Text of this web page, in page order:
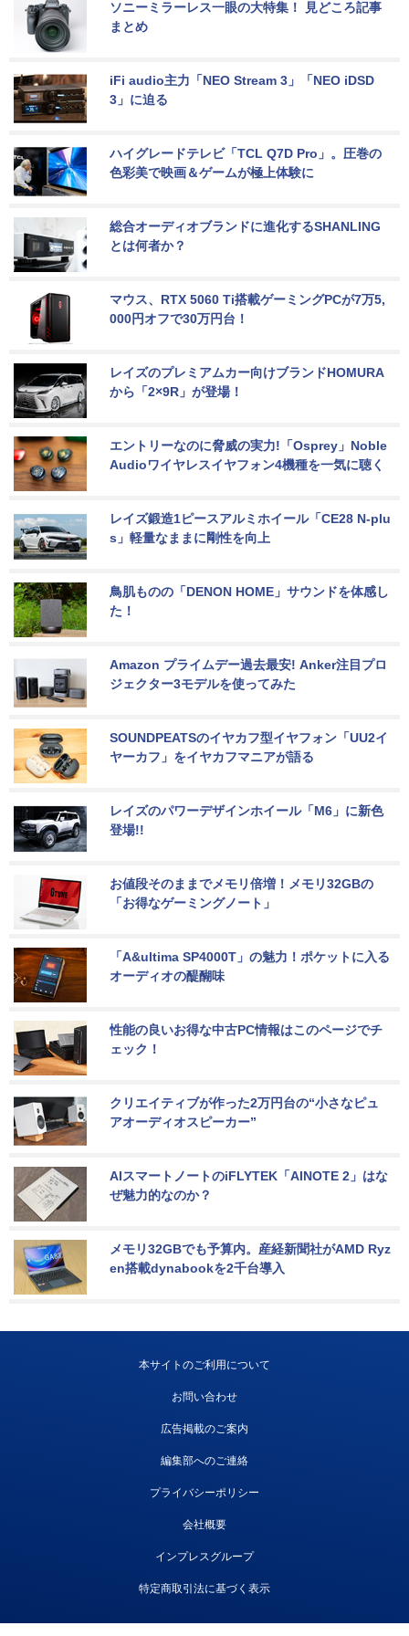
ソニーミラーレス一眼の大特集！ 見どころ記事
まとめ
iFi audio主力「NEO Stream 3」「NEO iDSD
3」に迫る
ハイグレードテレビ「TCL Q7D Pro」。圧巻の
色彩美で映画＆ゲームが極上体験に
総合オーディオブランドに進化するSHANLING
とは何者か？
マウス、RTX 5060 Ti搭載ゲーミングPCが7万5,
000円オフで30万円台！
レイズのプレミアムカー向けブランドHOMURA
から「2×9R」が登場！
エントリーなのに脅威の実力!「Osprey」Noble
Audioワイヤレスイヤフォン4機種を一気に聴く
レイズ鍛造1ピースアルミホイール「CE28 N-plu
s」軽量なままに剛性を向上
鳥肌ものの「DENON HOME」サウンドを体感し
た！
Amazon プライムデー過去最安! Anker注目プロ
ジェクター3モデルを使ってみた
SOUNDPEATSのイヤカフ型イヤフォン「UU2イ
ヤーカフ」をイヤカフマニアが語る
レイズのパワーデザインホイール「M6」に新色
登場!!
お値段そのままでメモリ倍増！メモリ32GBの
「お得なゲーミングノート」
「A&ultima SP4000T」の魅力！ポケットに入る
オーディオの醍醐味
性能の良いお得な中古PC情報はこのページでチ
ェック！
クリエイティブが作った2万円台の“小さなピュ
アオーディオスピーカー”
AIスマートノートのiFLYTEK「AINOTE 2」はな
ぜ魅力的なのか？
メモリ32GBでも予算内。産経新聞社がAMD Ryz
en搭載dynabookを2千台導入
本サイトのご利用について
お問い合わせ
広告掲載のご案内
編集部へのご連絡
プライバシーポリシー
会社概要
インプレスグループ
特定商取引法に基づく表示